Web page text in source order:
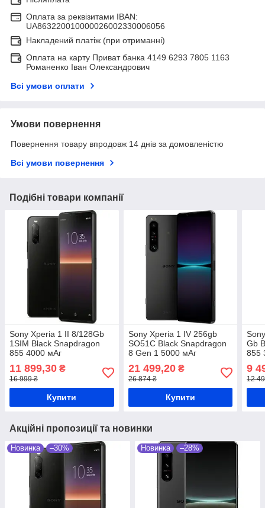
Оплата за реквізитами IBAN:
UA863220010000026002330006056
Накладений платіж (при отриманні)
Оплата на карту Приват банка 4149 6293 7805 1163
Романенко Іван Олександрович
Всі умови оплати
Умови повернення
Повернення товару впродовж 14 днів за домовленістю
Всі умови повернення
Подібні товари компанії
Sony Xperia 1 II 8/128Gb
1SIM Black Snapdragon
855 4000 мАг
11 899,30 ₴
16 999 ₴
Купити
Sony Xperia 1 IV 256gb
SO51C Black Snapdragon
8 Gen 1 5000 мАг
21 499,20₴
26 874 ₴
Купити
Gb
855
9
12
Акційні пропозиції та новинки
Новинка –30% Новинка –28%